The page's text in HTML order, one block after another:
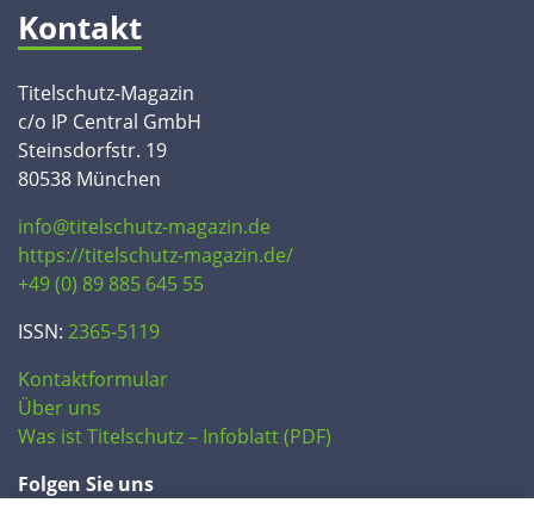
Kontakt
Titelschutz-Magazin
c/o IP Central GmbH
Steinsdorfstr. 19
80538 München
info@titelschutz-magazin.de
https://titelschutz-magazin.de/
+49 (0) 89 885 645 55
ISSN: 2365-5119
Kontaktformular
Über uns
Was ist Titelschutz – Infoblatt (PDF)
Folgen Sie uns